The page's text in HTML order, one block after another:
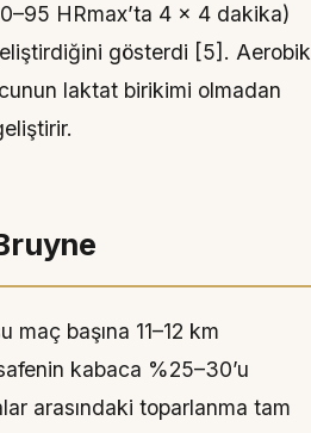
HRmax’ta 4 × 4 dakika)
gösterdi [5]. Aerobik
laktat birikimi olmadan
başına 11–12 km
kabaca %25–30’u
arasındaki toparlanma tam